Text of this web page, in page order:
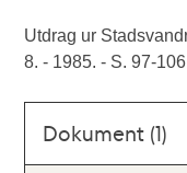
Utdrag ur
8. - 1985. - S. 97-106
Dokument (1)